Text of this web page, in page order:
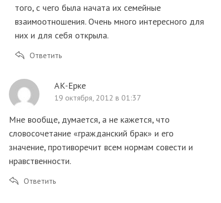
того, с чего была начата их семейные
взаимоотношения. Очень много интересного для
них и для себя открыла.
Ответить
АК-Ерке
19 октября, 2012 в 01:37
Мне вообще, думается, а не кажется, что
словосочетание «гражданский брак» и его
значение, противоречит всем нормам совести и
нравственности.
Ответить